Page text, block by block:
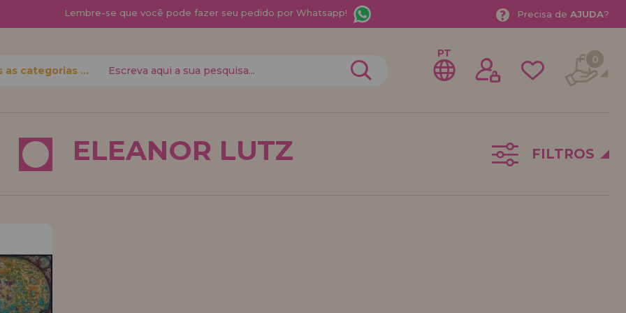
Lembre-se que você pode fazer seu pedido por Whatsapp! Precisa de AJUDA?
quero me cadastrar como
novo distribuidor
Todas as categorias
PT 0
ELEANOR LUTZ FILTROS